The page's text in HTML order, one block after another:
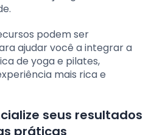
podem ser
ajudar você a integrar a
de yoga e pilates,
mais rica e
seus resultados
práticas